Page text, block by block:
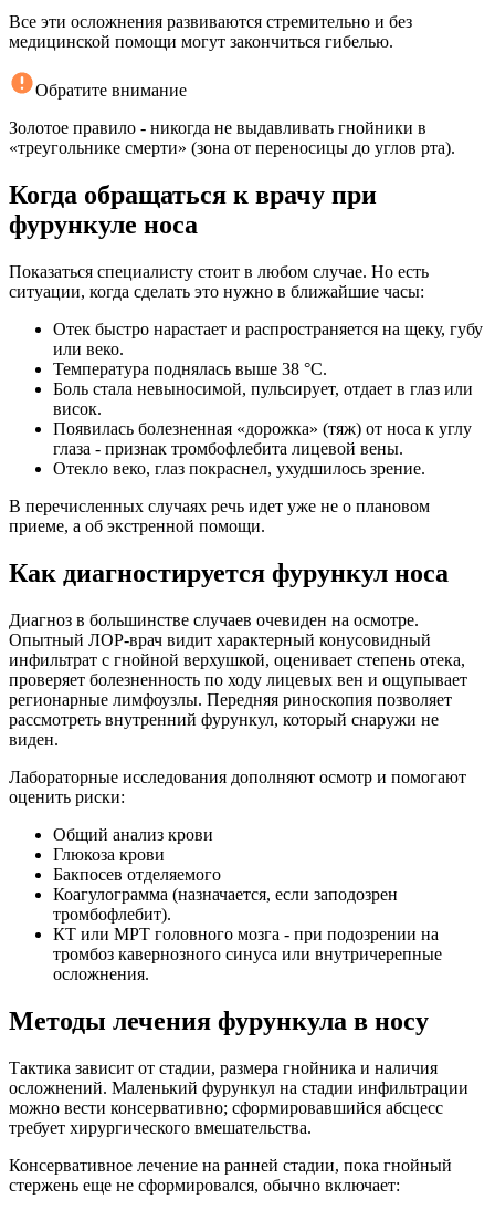
Все эти осложнения развиваются стремительно и без
медицинской помощи могут закончиться гибелью.
Обратите внимание
Золотое правило - никогда не выдавливать гнойники в
«треугольнике смерти» (зона от переносицы до углов рта).
Когда обращаться к врачу при
фурункуле носа
Показаться специалисту стоит в любом случае. Но есть
ситуации, когда сделать это нужно в ближайшие часы:
Отек быстро нарастает и распространяется на щеку, губу
или веко.
Температура поднялась выше 38 °C.
Боль стала невыносимой, пульсирует, отдает в глаз или
висок.
Появилась болезненная «дорожка» (тяж) от носа к углу
глаза - признак тромбофлебита лицевой вены.
Отекло веко, глаз покраснел, ухудшилось зрение.
В перечисленных случаях речь идет уже не о плановом
приеме, а об экстренной помощи.
Как диагностируется фурункул носа
Диагноз в большинстве случаев очевиден на осмотре.
Опытный ЛОР-врач видит характерный конусовидный
инфильтрат с гнойной верхушкой, оценивает степень отека,
проверяет болезненность по ходу лицевых вен и ощупывает
регионарные лимфоузлы. Передняя риноскопия позволяет
рассмотреть внутренний фурункул, который снаружи не
виден.
Лабораторные исследования дополняют осмотр и помогают
оценить риски:
Общий анализ крови
Глюкоза крови
Бакпосев отделяемого
Коагулограмма (назначается, если заподозрен
тромбофлебит).
КТ или МРТ головного мозга - при подозрении на
тромбоз кавернозного синуса или внутричерепные
осложнения.
Методы лечения фурункула в носу
Тактика зависит от стадии, размера гнойника и наличия
осложнений. Маленький фурункул на стадии инфильтрации
можно вести консервативно; сформировавшийся абсцесс
требует хирургического вмешательства.
Консервативное лечение на ранней стадии, пока гнойный
стержень еще не сформировался, обычно включает: